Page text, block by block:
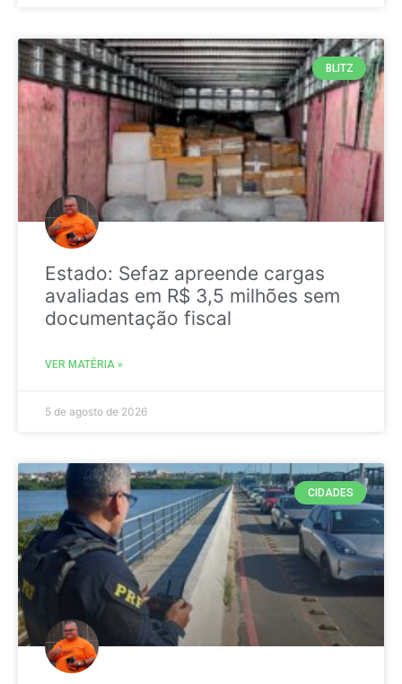
BLITZ
Estado: Sefaz apreende cargas
avaliadas em R$ 3,5 milhões sem
documentação fiscal
VER MATÉRIA »
5 de agosto de 2026
CIDADES